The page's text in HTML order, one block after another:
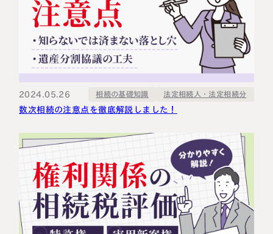
2024.05.26 相続の基礎知識 法定相続人・法定相続分
数次相続の注意点を徹底解説しました！